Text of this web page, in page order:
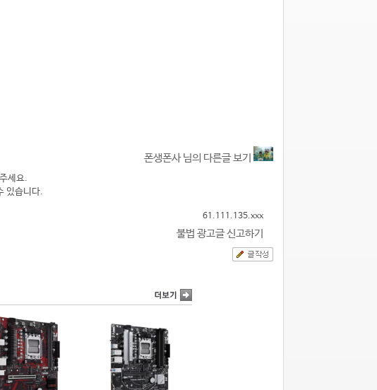
폰생폰사 님의 다른글 보기
세요.
있습니다.
61.111.135.xxx
불법 광고글 신고하기